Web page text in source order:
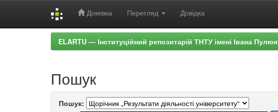
Домівка Перегляд Довідка
ELARTU — Інституційний репозитарій ТНТУ імені Івана Пулюя
Пошук
Пошук: